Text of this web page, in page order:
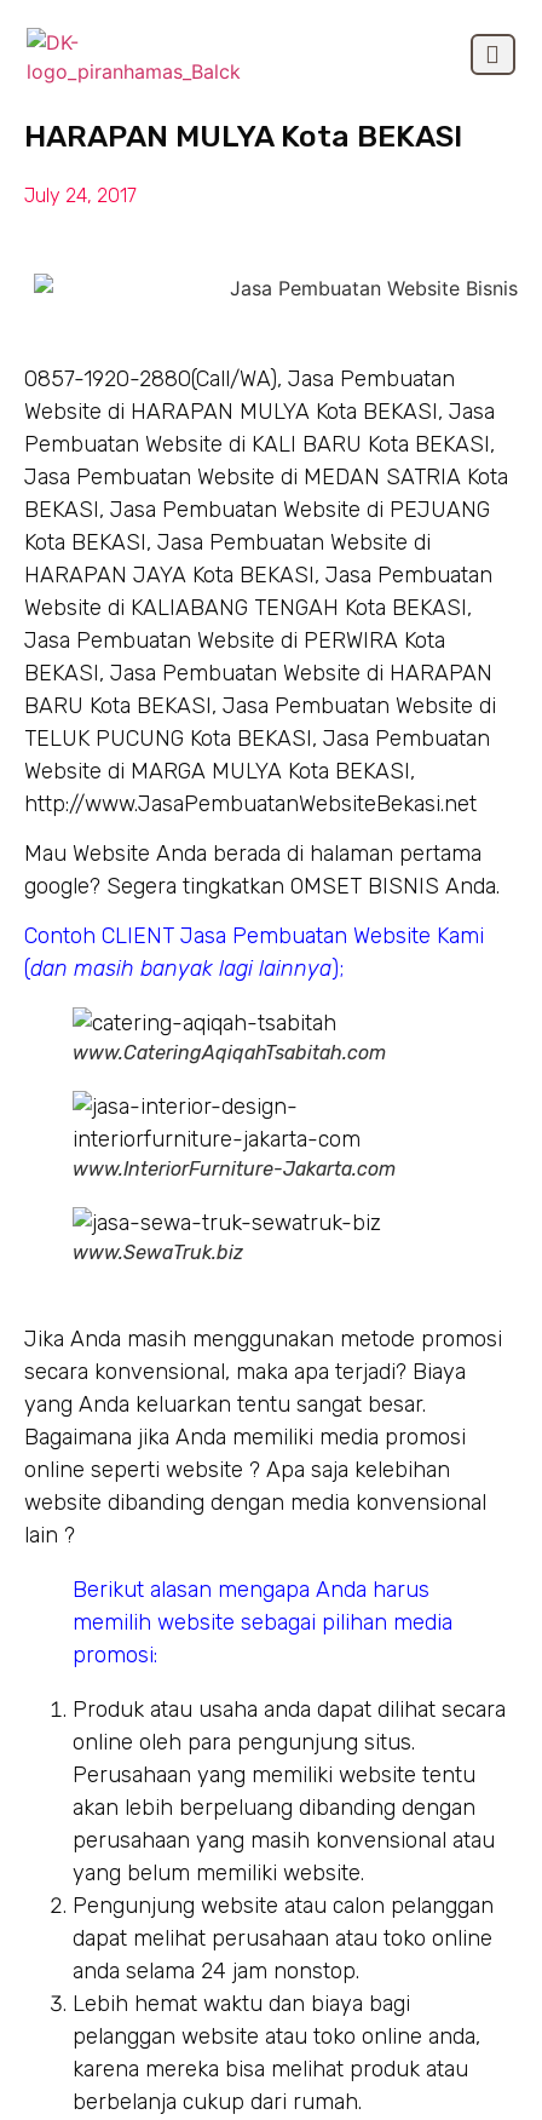
Jasa Pembuatan Website di
HARAPAN MULYA Kota BEKASI
July 24, 2017
0857-1920-2880(Call/WA), Jasa Pembuatan
Website di HARAPAN MULYA Kota BEKASI, Jasa
Pembuatan Website di KALI BARU Kota BEKASI,
Jasa Pembuatan Website di MEDAN SATRIA Kota
BEKASI, Jasa Pembuatan Website di PEJUANG
Kota BEKASI, Jasa Pembuatan Website di
HARAPAN JAYA Kota BEKASI, Jasa Pembuatan
Website di KALIABANG TENGAH Kota BEKASI,
Jasa Pembuatan Website di PERWIRA Kota
BEKASI, Jasa Pembuatan Website di HARAPAN
BARU Kota BEKASI, Jasa Pembuatan Website di
TELUK PUCUNG Kota BEKASI, Jasa Pembuatan
Website di MARGA MULYA Kota BEKASI,
http://www.JasaPembuatanWebsiteBekasi.net
Mau Website Anda berada di halaman pertama
google? Segera tingkatkan OMSET BISNIS Anda.
Contoh CLIENT Jasa Pembuatan Website Kami
(dan masih banyak lagi lainnya);
www.CateringAqiqahTsabitah.com
www.InteriorFurniture-Jakarta.com
www.SewaTruk.biz
Jika Anda masih menggunakan metode promosi
secara konvensional, maka apa terjadi? Biaya
yang Anda keluarkan tentu sangat besar.
Bagaimana jika Anda memiliki media promosi
online seperti website ? Apa saja kelebihan
website dibanding dengan media konvensional
lain ?
Berikut alasan mengapa Anda harus
memilih website sebagai pilihan media
promosi:
Produk atau usaha anda dapat dilihat secara
online oleh para pengunjung situs.
Perusahaan yang memiliki website tentu
akan lebih berpeluang dibanding dengan
perusahaan yang masih konvensional atau
yang belum memiliki website.
Pengunjung website atau calon pelanggan
dapat melihat perusahaan atau toko online
anda selama 24 jam nonstop.
Lebih hemat waktu dan biaya bagi
pelanggan website atau toko online anda,
karena mereka bisa melihat produk atau
berbelanja cukup dari rumah.